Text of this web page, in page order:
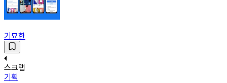
기묘한
스크랩
기획